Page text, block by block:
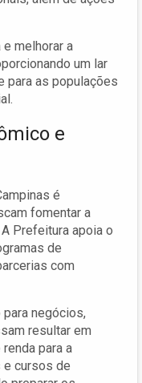
melhorar a
um lar
para as populações
e
é
fomentar a
Prefeitura apoia o
de
com
negócios,
resultar em
para a
e cursos de